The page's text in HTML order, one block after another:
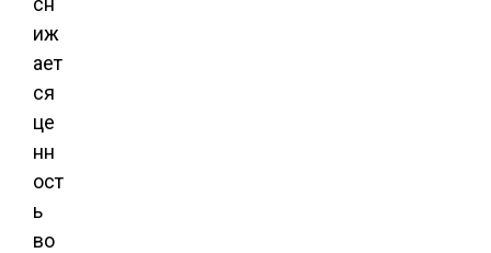
иж
ает
ся
це
нн
ост
ь
во